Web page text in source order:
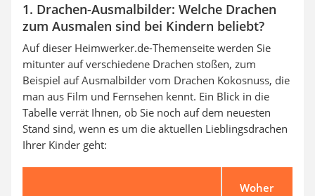
1. Drachen-Ausmalbilder: Welche Drachen
zum Ausmalen sind bei Kindern beliebt?
Auf dieser Heimwerker.de-Themenseite werden Sie
mitunter auf verschiedene Drachen stoßen, zum
Beispiel auf Ausmalbilder vom Drachen Kokosnuss, die
man aus Film und Fernsehen kennt. Ein Blick in die
Tabelle verrät Ihnen, ob Sie noch auf dem neuesten
Stand sind, wenn es um die aktuellen Lieblingsdrachen
Ihrer Kinder geht:
Woher